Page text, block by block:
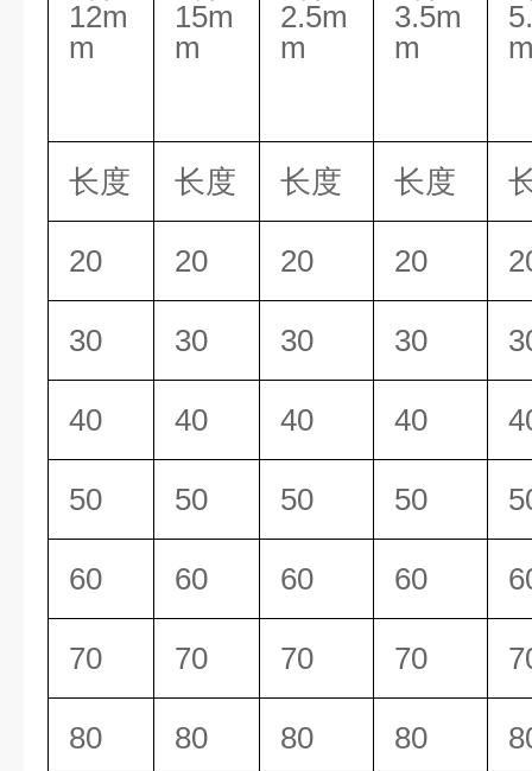
12m
m
15m
m
2.5m
m
3.5m
m
长度 长度 长度 长度
20 20 20 20
30 30 30 30
40 40 40 40
50 50 50 50
60 60 60 60
70 70 70 70
80 80 80 80